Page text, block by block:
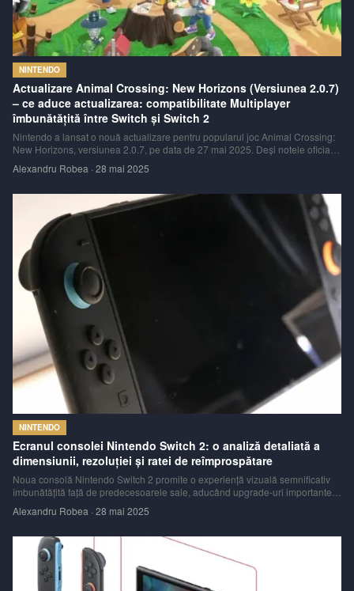
NINTENDO
Actualizare Animal Crossing: New Horizons (Versiunea 2.0.7)
– ce aduce actualizarea: compatibilitate Multiplayer
îmbunătățită între Switch și Switch 2
Nintendo a lansat o nouă actualizare pentru popularul joc Animal Crossing:
New Horizons, versiunea 2.0.7, pe data de 27 mai 2025. Deși notele oficiale
mai bună funcționare a sesiunilor de joc multiplayer între diferitele g
Alexandru Robea · 28 mai 2025
NINTENDO
Ecranul consolei Nintendo Switch 2: o analiză detaliată a
dimensiunii, rezoluției și ratei de reîmprospătare
Noua consolă Nintendo Switch 2 promite o experiență vizuală semnificativ
îmbunătățită față de predecesoarele sale, aducând upgrade-uri importante
mai clare, culori mai bogate și o fluiditate sporită în timpul jocului, a
Alexandru Robea · 28 mai 2025